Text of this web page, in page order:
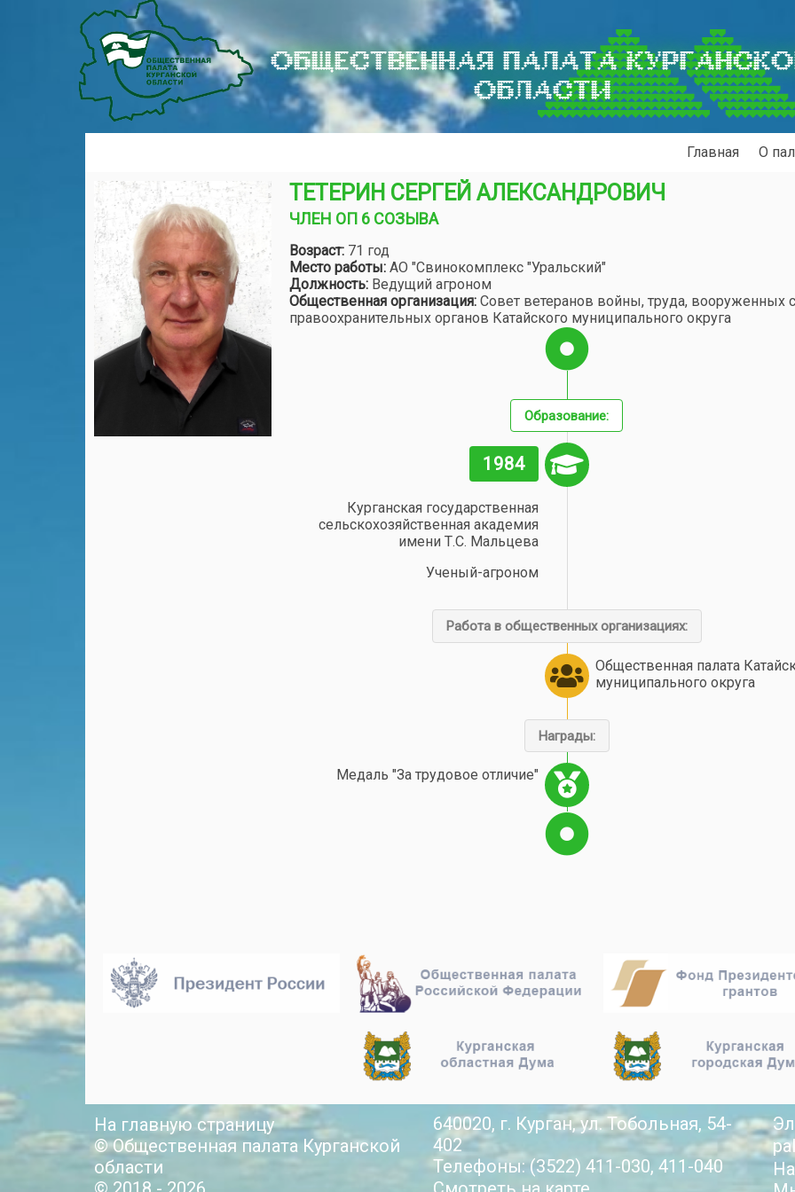
ОБЩЕСТВЕННАЯ ПАЛАТА
ОБЛАСТИ
Главная О
ТЕТЕРИН СЕРГЕЙ АЛЕКСАНДРОВИЧ
ЧЛЕН ОП 6 СОЗЫВА
Возраст: 71 год
Место работы: АО "Свинокомплекс "Уральский"
Должность: Ведущий агроном
Общественная организация: Совет ветеранов войны, труда, вооруженных
правоохранительных органов Катайского муниципального округа
Образование:
1984
Курганская государственная
сельскохозяйственная академия
имени Т.С. Мальцева
Ученый-агроном
Работа в общественных организациях:
Общественная палата
муниципального округа
Награды:
Медаль "За трудовое отличие"
На главную страницу
© Общественная палата Курганской
области
640020, г. Курган, ул. Тобольная, 54-
402
Телефоны: (3522) 411-030, 411-040